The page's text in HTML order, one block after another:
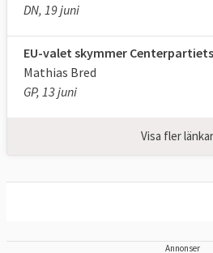
DN, 19 juni
EU-valet skymmer
Mathias Bred
GP, 13 juni
Visa fler
Annonser